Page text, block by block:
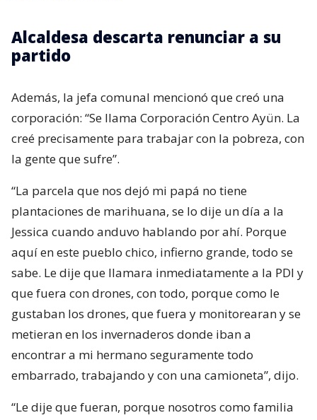
Alcaldesa descarta renunciar a su
partido
Además, la jefa comunal mencionó que creó una
corporación: “Se llama Corporación Centro Ayün. La
creé precisamente para trabajar con la pobreza, con
la gente que sufre”.
“La parcela que nos dejó mi papá no tiene
plantaciones de marihuana, se lo dije un día a la
Jessica cuando anduvo hablando por ahí. Porque
aquí en este pueblo chico, infierno grande, todo se
sabe. Le dije que llamara inmediatamente a la PDI y
que fuera con drones, con todo, porque como le
gustaban los drones, que fuera y monitorearan y se
metieran en los invernaderos donde iban a
encontrar a mi hermano seguramente todo
embarrado, trabajando y con una camioneta”, dijo.
“Le dije que fueran, porque nosotros como familia